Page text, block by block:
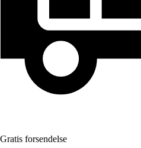
Gratis forsendelse